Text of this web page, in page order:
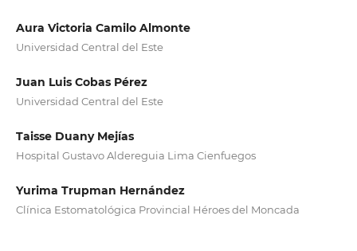
Aura Victoria Camilo Almonte
Universidad Central del Este
Juan Luis Cobas Pérez
Universidad Central del Este
Taisse Duany Mejías
Hospital Gustavo Aldereguia Lima Cienfuegos
Yurima Trupman Hernández
Clínica Estomatológica Provincial Héroes del Moncada